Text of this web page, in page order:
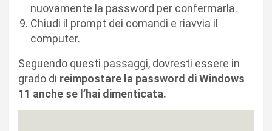
nuovamente la password per confermarla.
Chiudi il prompt dei comandi e riavvia il
computer.
Seguendo questi passaggi, dovresti essere in
grado di reimpostare la password di Windows
11 anche se l’hai dimenticata.